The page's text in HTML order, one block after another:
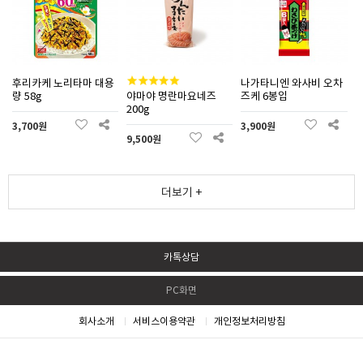
후리카케 노리타마 대용
량 58g
3,700원
야마야 명란마요네즈
200g
9,500원
나가타니엔 와사비 오차
즈케 6봉입
3,900원
더보기 +
카톡상담
PC화면
회사소개 서비스이용약관 개인정보처리방침